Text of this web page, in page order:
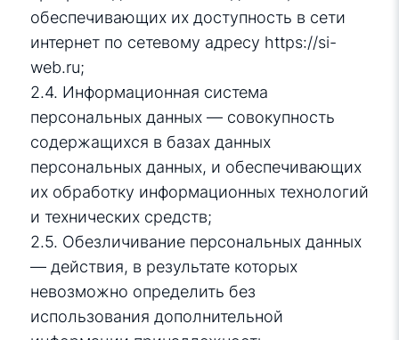
обеспечивающих их доступность в сети
интернет по сетевому адресу https://si-
web.ru;
2.4. Информационная система
персональных данных — совокупность
содержащихся в базах данных
персональных данных, и обеспечивающих
их обработку информационных технологий
и технических средств;
2.5. Обезличивание персональных данных
— действия, в результате которых
невозможно определить без
использования дополнительной